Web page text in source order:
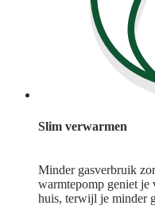
Slim verwarmen
Minder gasverbruik
warmtepomp geniet je
huis, terwijl je minder